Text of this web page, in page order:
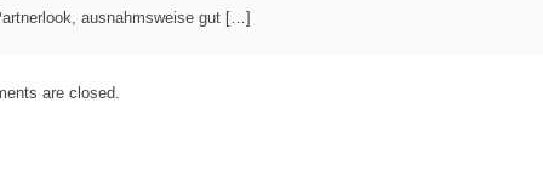
ausnahmsweise gut […]
are closed.